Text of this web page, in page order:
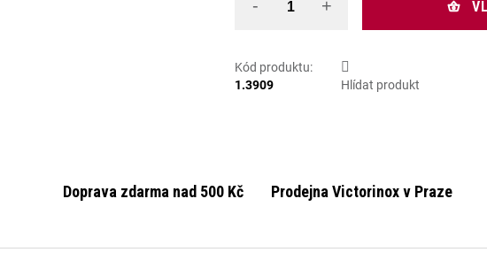
Kód produktu:
1.3909
Hlídat produkt
Doprava zdarma nad 500 Kč Prodejna Victorinox v Praze